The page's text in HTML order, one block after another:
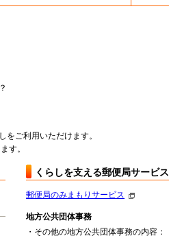
をご利用いただけます。
す。
くらしを支える郵便局サービス
郵便局のみまもりサービス
地方公共団体事務
・その他の地方公共団体事務の内容：